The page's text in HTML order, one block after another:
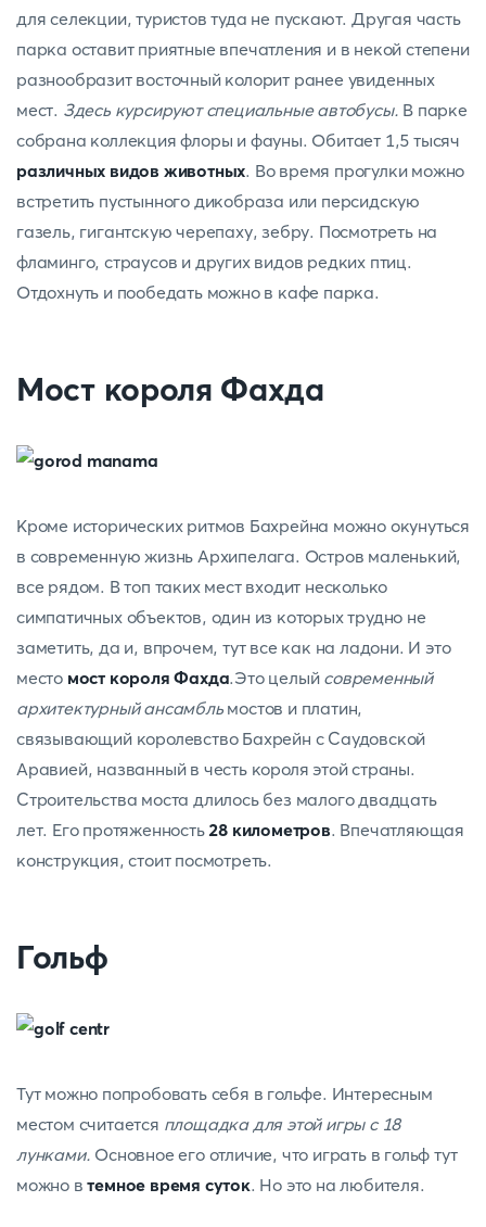
для селекции, туристов туда не пускают. Другая часть
парка оставит приятные впечатления и в некой степени
разнообразит восточный колорит ранее увиденных
мест. Здесь курсируют специальные автобусы. В парке
собрана коллекция флоры и фауны. Обитает 1,5 тысяч
различных видов животных. Во время прогулки можно
встретить пустынного дикобраза или персидскую
газель, гигантскую черепаху, зебру. Посмотреть на
фламинго, страусов и других видов редких птиц.
Отдохнуть и пообедать можно в кафе парка.
Мост короля Фахда
Кроме исторических ритмов Бахрейна можно окунуться
в современную жизнь Архипелага. Остров маленький,
все рядом. В топ таких мест входит несколько
симпатичных объектов, один из которых трудно не
заметить, да и, впрочем, тут все как на ладони. И это
место мост короля Фахда.Это целый современный
архитектурный ансамбльмостов и платин,
связывающий королевство Бахрейн с Саудовской
Аравией, названный в честь короля этой страны.
Строительства моста длилось без малого двадцать
лет. Его протяженность28 километров. Впечатляющая
конструкция, стоит посмотреть.
Гольф
Тут можно попробовать себя в гольфе. Интересным
местом считается площадка для этой игры с 18
лунками. Основное его отличие, что играть в гольф тут
можно втемное время суток. Но это на любителя.